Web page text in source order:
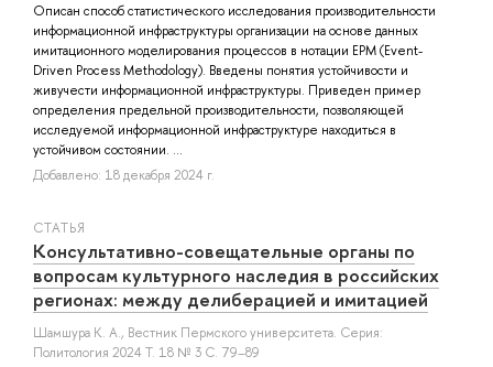
Описан способ статистического исследования производительности
информационной инфраструктуры организации на основе данных
имитационного моделирования процессов в нотации EPM (Event-
Driven Process Methodology). Введены понятия устойчивости и
живучести информационной инфраструктуры. Приведен пример
определения предельной производительности, позволяющей
исследуемой информационной инфраструктуре находиться в
устойчивом состоянии. ...
Добавлено: 18 декабря 2024 г.
СТАТЬЯ
Консультативно-совещательные органы по
вопросам культурного наследия в российских
регионах: между делиберацией и имитацией
Шамшура К. А., Вестник Пермского университета. Серия:
Политология 2024 Т. 18 № 3 С. 79–89